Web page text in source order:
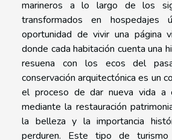
marineros a lo largo de los
transformados en hospedajes
oportunidad de vivir una página
donde cada habitación cuenta una
resuena con los ecos del
conservación arquitectónica es un
el proceso de dar nueva vida a
mediante la restauración
la belleza y la importancia
perduren. Este tipo de